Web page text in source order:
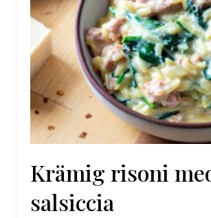
Krämig risoni
salsiccia